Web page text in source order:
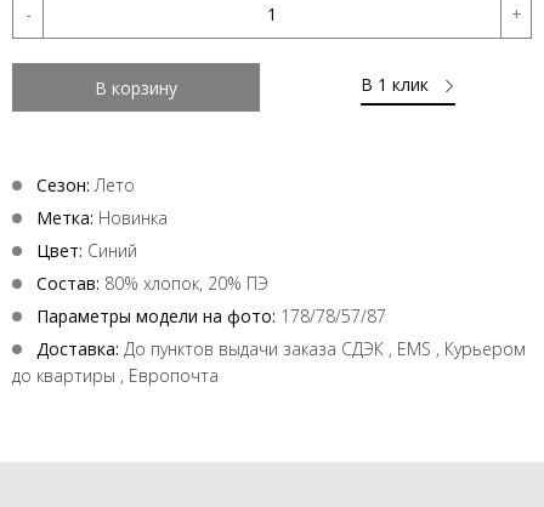
- +
В корзину В 1 клик
Сезон: Лето
Метка: Новинка
Цвет: Синий
Состав: 80% хлопок, 20% ПЭ
Параметры модели на фото: 178/78/57/87
Доставка: До пунктов выдачи заказа СДЭК , EMS , Курьером
до квартиры , Европочта